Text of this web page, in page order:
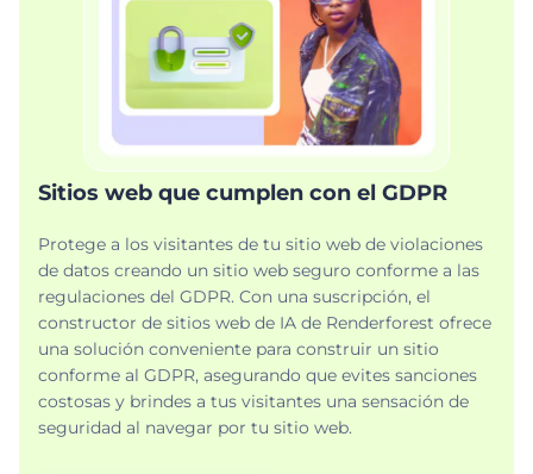
Sitios web que cumplen con el GDPR
Protege a los visitantes de tu sitio web de violaciones
de datos creando un sitio web seguro conforme a las
regulaciones del GDPR. Con una suscripción, el
constructor de sitios web de IA de Renderforest ofrece
una solución conveniente para construir un sitio
conforme al GDPR, asegurando que evites sanciones
costosas y brindes a tus visitantes una sensación de
seguridad al navegar por tu sitio web.